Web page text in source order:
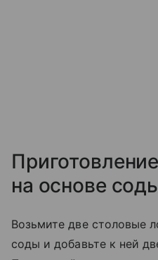
на основе
Возьмите две столовые
соды и добавьте к ней